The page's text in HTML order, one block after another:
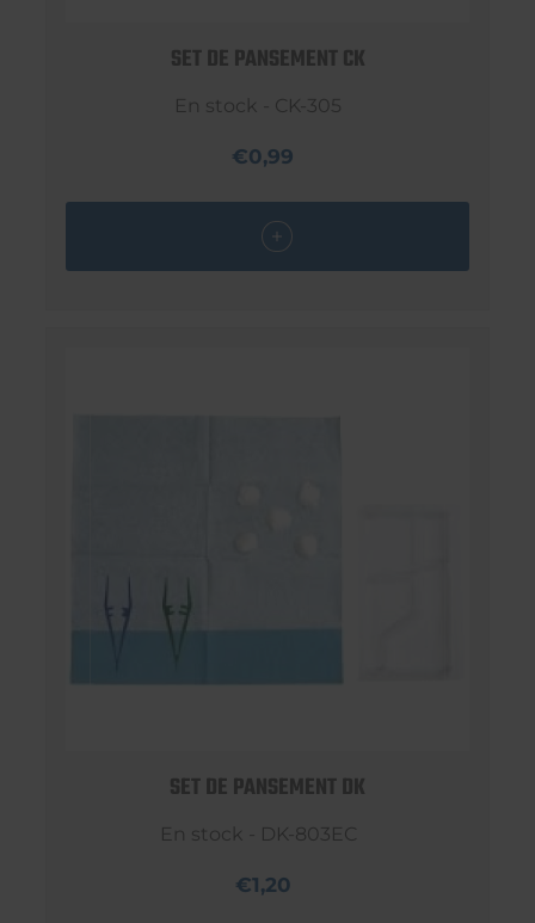
SET DE PANSEMENT CK
En stock - CK-305
€0,99
SET DE PANSEMENT DK
En stock - DK-803EC
€1,20